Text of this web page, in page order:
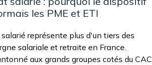
les PME et ETI
représente plus d'un tiers des
salariale et retraite en France.
aux grands groupes cotés du CAC